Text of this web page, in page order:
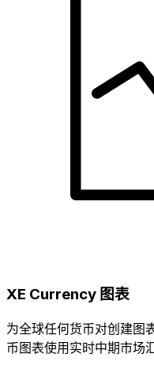
XE Currency 图表
为全球任何货币对创建图
币图表使用实时中期市场